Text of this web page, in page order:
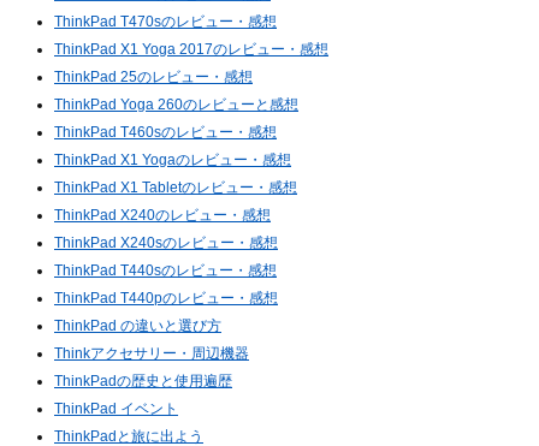
ThinkPad T470sのレビュー・感想
ThinkPad X1 Yoga 2017のレビュー・感想
ThinkPad 25のレビュー・感想
ThinkPad Yoga 260のレビューと感想
ThinkPad T460sのレビュー・感想
ThinkPad X1 Yogaのレビュー・感想
ThinkPad X1 Tabletのレビュー・感想
ThinkPad X240のレビュー・感想
ThinkPad X240sのレビュー・感想
ThinkPad T440sのレビュー・感想
ThinkPad T440pのレビュー・感想
ThinkPad の違いと選び方
Thinkアクセサリー・周辺機器
ThinkPadの歴史と使用遍歴
ThinkPad イベント
ThinkPadと旅に出よう